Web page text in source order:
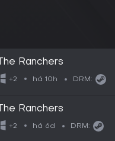
The Ranchers
+2 há 10h DRM:
The Ranchers
+2 há 6d DRM: